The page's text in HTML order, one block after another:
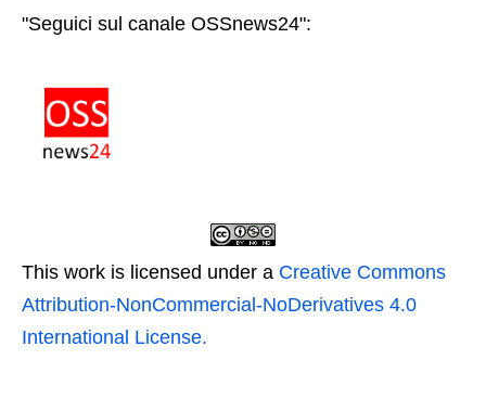
"Seguici sul canale OSSnews24":
This work is licensed under a Creative Commons
Attribution-NonCommercial-NoDerivatives 4.0
International License.